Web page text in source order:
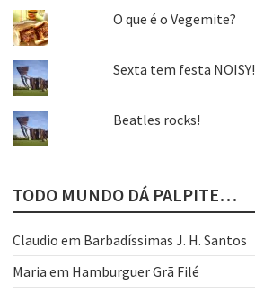
O que é o Vegemite?
Sexta tem festa NOISY!
Beatles rocks!
TODO MUNDO DÁ PALPITE…
Claudio em Barbadíssimas J. H. Santos
Maria em Hamburguer Grã Filé